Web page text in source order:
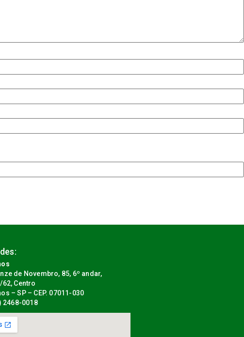
de Novembro, 85, 6º andar,
62, Centro
– SP – CEP. 07011-030
2468-0018